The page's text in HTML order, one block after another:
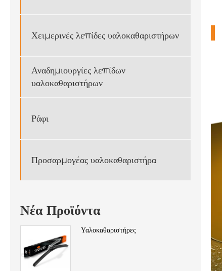
Χειμερινές λεπίδες υαλοκαθαριστήρων
Αναδημιουργίες λεπίδων
υαλοκαθαριστήρων
Ράφι
Προσαρμογέας υαλοκαθαριστήρα
Νέα Προϊόντα
Υαλοκαθαριστήρες